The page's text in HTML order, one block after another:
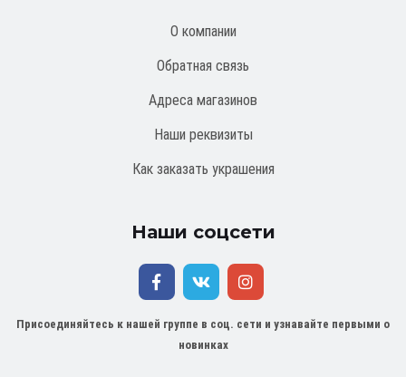
О компании
Обратная связь
Адреса магазинов
Наши реквизиты
Как заказать украшения
Наши соцсети
Присоединяйтесь к нашей группе в соц. сети и узнавайте первыми о
новинках